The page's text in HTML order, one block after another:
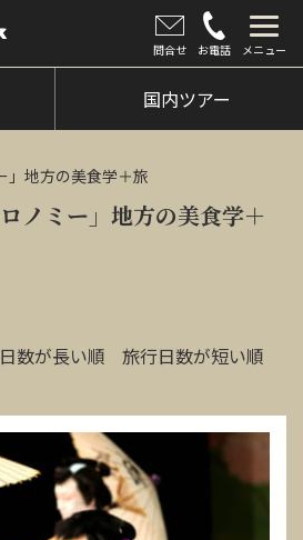
問合せ お電話 メニュー
お問い合わせ
国内ツアー
」地方の美食学＋旅
ノミー」地方の美食学＋
数が長い順
旅行日数が短い順